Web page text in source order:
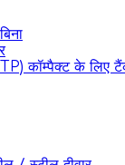
कॉम्पैक्ट के लिए